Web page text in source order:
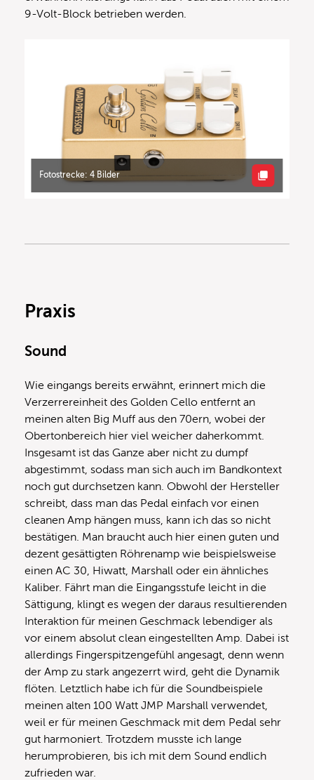
9-Volt-Block betrieben werden.
Fotostrecke: 4 Bilder
Praxis
Sound
Wie eingangs bereits erwähnt, erinnert mich die
Verzerrereinheit des Golden Cello entfernt an
meinen alten Big Muff aus den 70ern, wobei der
Obertonbereich hier viel weicher daherkommt.
Insgesamt ist das Ganze aber nicht zu dumpf
abgestimmt, sodass man sich auch im Bandkontext
noch gut durchsetzen kann. Obwohl der Hersteller
schreibt, dass man das Pedal einfach vor einen
cleanen Amp hängen muss, kann ich das so nicht
bestätigen. Man braucht auch hier einen guten und
dezent gesättigten Röhrenamp wie beispielsweise
einen AC 30, Hiwatt, Marshall oder ein ähnliches
Kaliber. Fährt man die Eingangsstufe leicht in die
Sättigung, klingt es wegen der daraus resultierenden
Interaktion für meinen Geschmack lebendiger als
vor einem absolut clean eingestellten Amp. Dabei ist
allerdings Fingerspitzengefühl angesagt, denn wenn
der Amp zu stark angezerrt wird, geht die Dynamik
flöten. Letztlich habe ich für die Soundbeispiele
meinen alten 100 Watt JMP Marshall verwendet,
weil er für meinen Geschmack mit dem Pedal sehr
gut harmoniert. Trotzdem musste ich lange
herumprobieren, bis ich mit dem Sound endlich
zufrieden war.